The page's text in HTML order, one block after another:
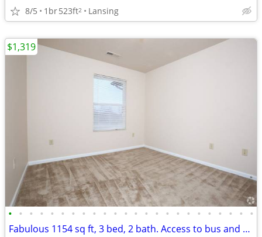
8/5 1br523ft2 Lansing
• • • • • • • • • • • • • • • • • • • • • • • •
Fabulous 1154 sq ft, 3 bed, 2 bath. Access to bus and transportation
$1,319